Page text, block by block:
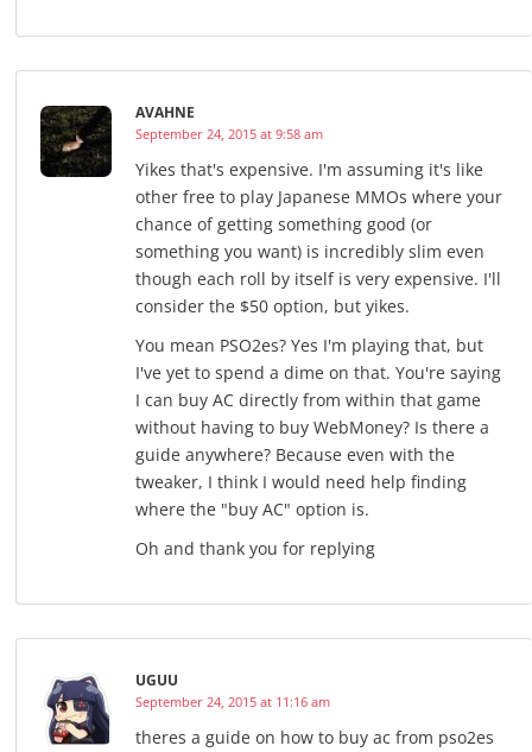
AVAHNE
September 24, 2015 at 9:58 am
Yikes that's expensive. I'm assuming it's like
other free to play Japanese MMOs where your
chance of getting something good (or
something you want) is incredibly slim even
though each roll by itself is very expensive. I'll
consider the $50 option, but yikes.
You mean PSO2es? Yes I'm playing that, but
I've yet to spend a dime on that. You're saying
I can buy AC directly from within that game
without having to buy WebMoney? Is there a
guide anywhere? Because even with the
tweaker, I think I would need help finding
where the "buy AC" option is.
Oh and thank you for replying
UGUU
September 24, 2015 at 11:16 am
theres a guide on how to buy ac from pso2es